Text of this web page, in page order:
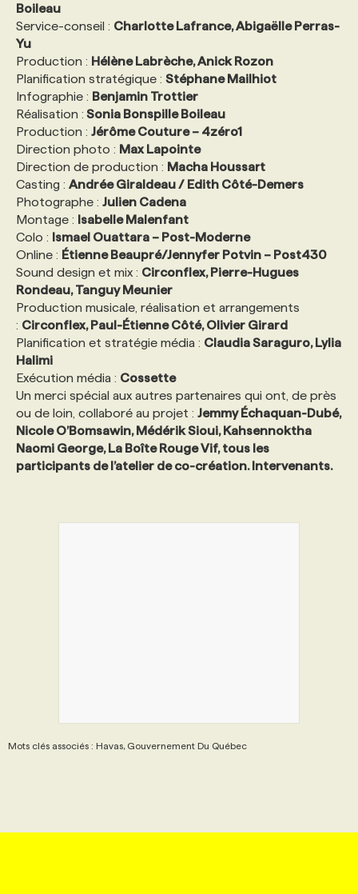
Boileau
Service-conseil : Charlotte Lafrance, Abigaëlle Perras-
Yu
Production : Hélène Labrèche, Anick Rozon
Planification stratégique : Stéphane Mailhiot
Infographie : Benjamin Trottier
Réalisation : Sonia Bonspille Boileau
Production : Jérôme Couture – 4zéro1
Direction photo : Max Lapointe
Direction de production : Macha Houssart
Casting : Andrée Giraldeau / Edith Côté-Demers
Photographe : Julien Cadena
Montage : Isabelle Malenfant
Colo : Ismael Ouattara – Post-Moderne
Online : Étienne Beaupré/Jennyfer Potvin – Post430
Sound design et mix : Circonflex, Pierre-Hugues
Rondeau, Tanguy Meunier
Production musicale, réalisation et arrangements
: Circonflex, Paul-Étienne Côté, Olivier Girard
Planification et stratégie média : Claudia Saraguro, Lylia
Halimi
Exécution média : Cossette
Un merci spécial aux autres partenaires qui ont, de près
ou de loin, collaboré au projet : Jemmy Échaquan-Dubé,
Nicole O’Bomsawin, Médérik Sioui, Kahsennoktha
Naomi George, La Boîte Rouge Vif, tous les
participants de l’atelier de co-création. Intervenants.
Mots clés associés : Havas, Gouvernement Du Québec